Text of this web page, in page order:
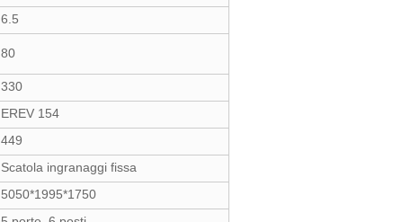
6.5
80
330
EREV 154
449
Scatola ingranaggi fissa
5050*1995*1750